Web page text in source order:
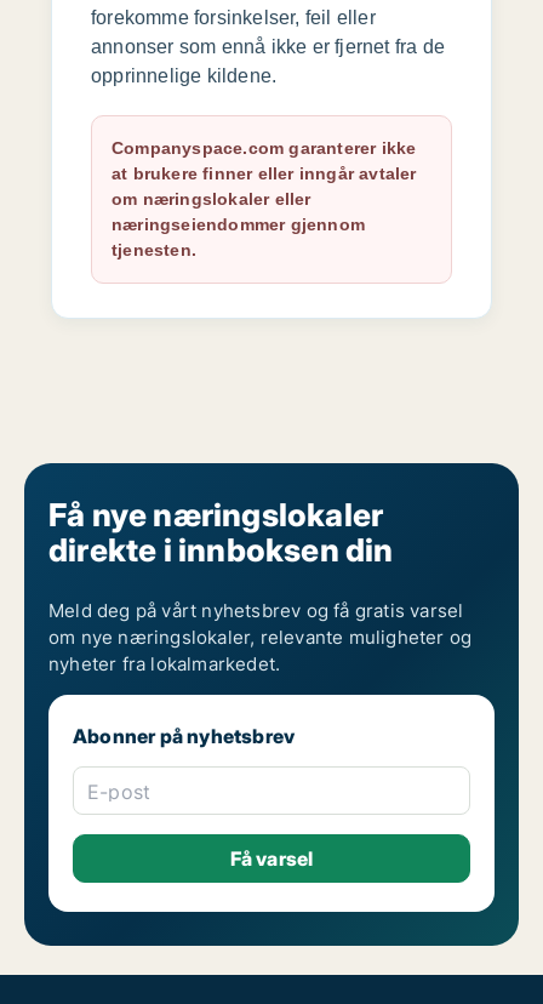
forekomme forsinkelser, feil eller
annonser som ennå ikke er fjernet fra de
opprinnelige kildene.
Companyspace.com garanterer ikke
at brukere finner eller inngår avtaler
om næringslokaler eller
næringseiendommer gjennom
tjenesten.
Få nye næringslokaler
direkte i innboksen din
Meld deg på vårt nyhetsbrev og få gratis varsel
om nye næringslokaler, relevante muligheter og
nyheter fra lokalmarkedet.
Abonner på nyhetsbrev
E-post